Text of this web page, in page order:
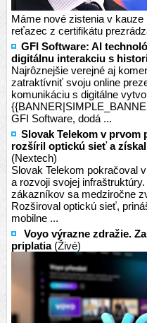
Máme nové zistenia v
reťazec z certifikátu
GFI Software: AI
digitálnu interakciu s
Najrôznejšie verejné aj
zatraktívniť svoju online
komunikáciu s digitálne
GFI Software, dodá ...
Slovak Telekom v prvom
rozšíril optickú sieť a
(Nextech)
Slovak Telekom pokračoval
a rozvoji svojej
zákazníkov sa medziročne
Rozširoval optickú sieť,
mobilne ...
Voyo výrazne zdražie.
priplatia (Živé)